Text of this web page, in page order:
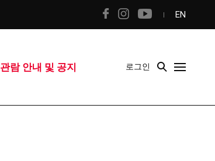
EN
관람 안내 및 공지 로그인